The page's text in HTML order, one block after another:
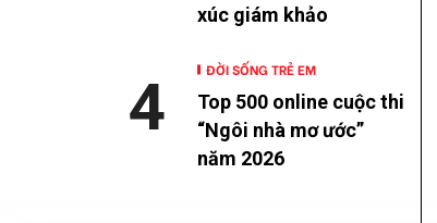
xúc giám khảo
ĐỜI SỐNG TRẺ EM
Top 500 online cuộc thi
“Ngôi nhà mơ ước”
năm 2026
4